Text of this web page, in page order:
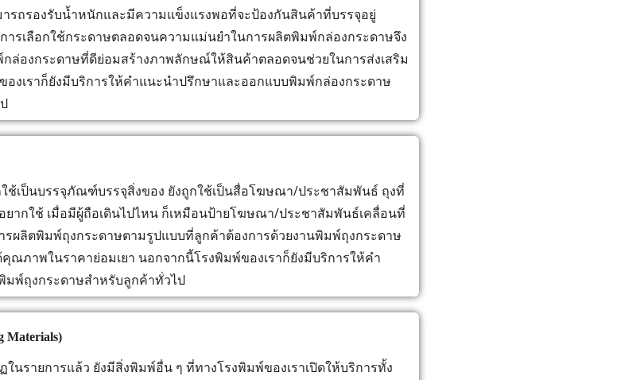
ถรองรับน้ำหนักและมีความแข็งแรงพอที่จะป้องกันสินค้าที่บรรจุอยู่
ารเลือกใช้กระดาษตลอดจนความแม่นยำในการผลิตพิมพ์กล่องกระดาษจึง
กล่องกระดาษที่ดีย่อมสร้างภาพลักษณ์ให้สินค้าตลอดจนช่วยในการส่งเสริม
งเราก็ยังมีบริการให้คำแนะนำปรึกษาและออกแบบพิมพ์กล่องกระดาษ
เป็นบรรจุภัณฑ์บรรจุสิ่งของ ยังถูกใช้เป็นสื่อโฆษณา/ประชาสัมพันธ์ ถุงที่
ยากใช้ เมื่อมีผู้ถือเดินไปไหน ก็เหมือนป้ายโฆษณา/ประชาสัมพันธ์เคลื่อนที่
รผลิตพิมพ์ถุงกระดาษตามรูปแบบที่ลูกค้าต้องการด้วยงานพิมพ์ถุงกระดาษ
ณภาพในราคาย่อมเยา นอกจากนี้โรงพิมพ์ของเราก็ยังมีบริการให้คำ
พ์ถุงกระดาษสำหรับลูกค้าทั่วไป
Materials)
รายการแล้ว ยังมีสิ่งพิมพ์อื่น ๆ ที่ทางโรงพิมพ์ของเราเปิดให้บริการทั้ง